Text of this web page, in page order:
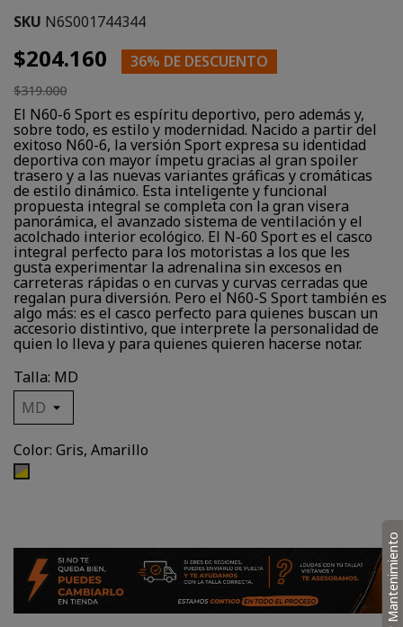
SKU N6S001744344
$204.160 36% DE DESCUENTO
$319.000
El N60-6 Sport es espíritu deportivo, pero además y,
sobre todo, es estilo y modernidad. Nacido a partir del
exitoso N60-6, la versión Sport expresa su identidad
deportiva con mayor ímpetu gracias al gran spoiler
trasero y a las nuevas variantes gráficas y cromáticas
de estilo dinámico. Esta inteligente y funcional
propuesta integral se completa con la gran visera
panorámica, el avanzado sistema de ventilación y el
acolchado interior ecológico. El N-60 Sport es el casco
integral perfecto para los motoristas a los que les
gusta experimentar la adrenalina sin excesos en
carreteras rápidas o en curvas y curvas cerradas que
regalan pura diversión. Pero el N60-S Sport también es
algo más: es el casco perfecto para quienes buscan un
accesorio distintivo, que interprete la personalidad de
quien lo lleva y para quienes quieren hacerse notar.
Talla: MD
Color: Gris, Amarillo
Gris,
Mantenimiento